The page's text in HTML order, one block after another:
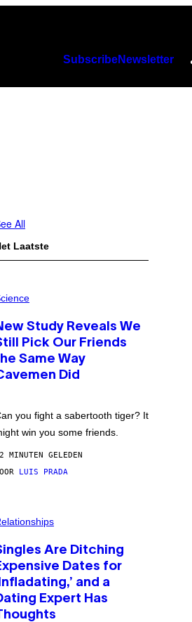
SubscribeNewsletter
All
Laatste
Study Reveals We
Pick Our Friends
Same Way
Did
you fight a sabertooth tiger? It
win you some friends.
MINUTEN GELEDEN
LUIS PRADA
Are Ditching
Dates for
and a
Expert Has